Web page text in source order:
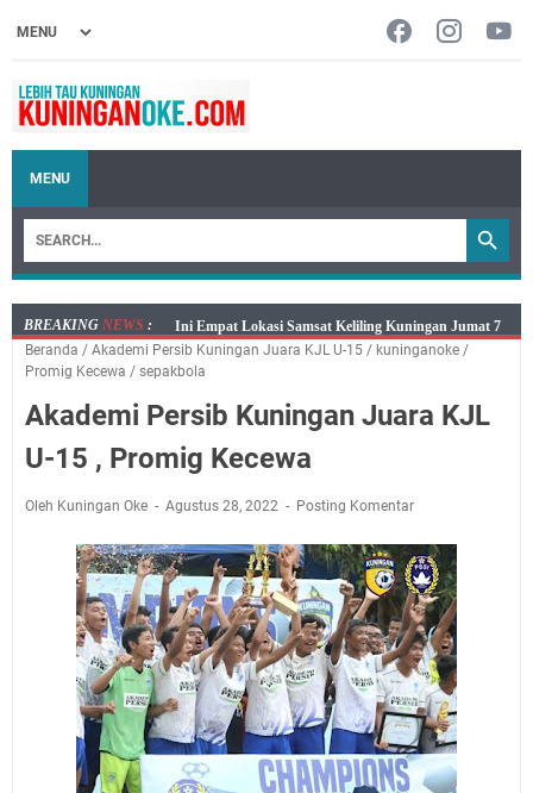
MENU
BREAKING NEWS :
Jumat 7 Agustus 2026 Mobil SIM Keliling Ada di
Kecamatan Sindangagung
Dicabut Dari Hidupmu, Kamu Akan Tetap Berjalan
Kelaparan Meskipun Memiliki Sekarung Penuh Uang
Salat Lima Waktu itu Bukan Cuma Kewajiban, Tapi
juga Tempat Beristirahat yang Paling Menenangkan, Ini
Nobar Final Piala Presiden 2026 Bersama Kebo Bule
Sangat Seru
Warga Mulai Kesulitan Air Bersih Akibat Kekeringan,
Polres Kuningan dan PAM Tirta Kamuning Salurakan
12 Ribu Liter
Uniku Jadi Tuan Rumah Pendampingan Penyusunan
Dokumen SPMI
Sudahkah Kita Merdeka Dari Hawa Nafsu?
Beranda / Akademi Persib Kuningan Juara KJL U-15 / kuninganoke /
Promig Kecewa / sepakbola
Akademi Persib Kuningan Juara KJL
U-15 , Promig Kecewa
Oleh Kuningan Oke Agustus 28, 2022 Posting Komentar